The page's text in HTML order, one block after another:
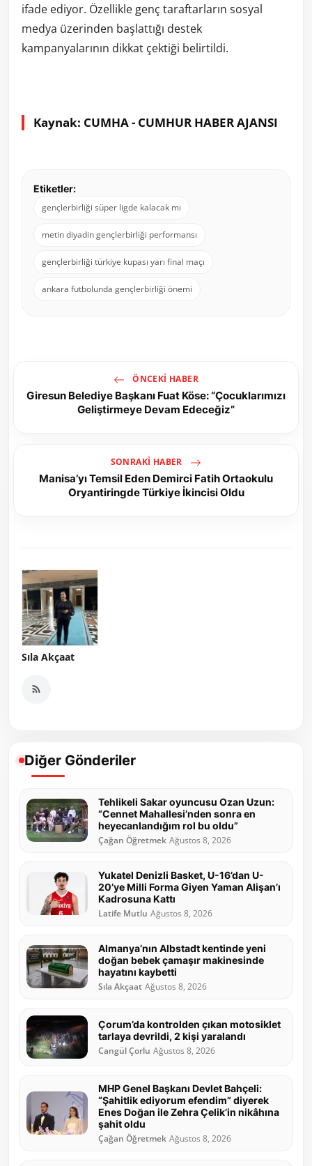
ifade ediyor. Özellikle genç taraftarların sosyal
medya üzerinden başlattığı destek
kampanyalarının dikkat çektiği belirtildi.
Kaynak: CUMHA - CUMHUR HABER AJANSI
Etiketler:
gençlerbirliği süper ligde kalacak mı
metin diyadin gençlerbirliği performansı
gençlerbirliği türkiye kupası yarı final maçı
ankara futbolunda gençlerbirliği önemi
ÖNCEKI HABER
Giresun Belediye Başkanı Fuat Köse: “Çocuklarımızı
Geliştirmeye Devam Edeceğiz”
SONRAKI HABER
Manisa’yı Temsil Eden Demirci Fatih Ortaokulu
Oryantiringde Türkiye İkincisi Oldu
Sıla Akçaat
Diğer Gönderiler
Tehlikeli Sakar oyuncusu Ozan Uzun:
“Cennet Mahallesi’nden sonra en
heyecanlandığım rol bu oldu”
Çağan Öğretmek Ağustos 8, 2026
Yukatel Denizli Basket, U-16’dan U-
20’ye Milli Forma Giyen Yaman Alişan’ı
Kadrosuna Kattı
Latife Mutlu Ağustos 8, 2026
Almanya’nın Albstadt kentinde yeni
doğan bebek çamaşır makinesinde
hayatını kaybetti
Sıla Akçaat Ağustos 8, 2026
Çorum’da kontrolden çıkan motosiklet
tarlaya devrildi, 2 kişi yaralandı
Cangül Çorlu Ağustos 8, 2026
MHP Genel Başkanı Devlet Bahçeli:
“Şahitlik ediyorum efendim” diyerek
Enes Doğan ile Zehra Çelik’in nikâhına
şahit oldu
Çağan Öğretmek Ağustos 8, 2026